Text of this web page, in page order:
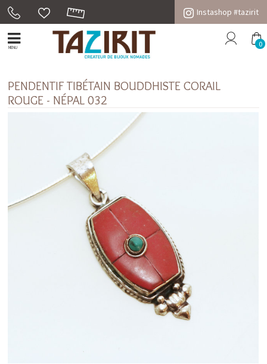
Instashop #tazirit
MENU 0
PENDENTIF TIBÉTAIN BOUDDHISTE CORAIL
ROUGE - NÉPAL 032